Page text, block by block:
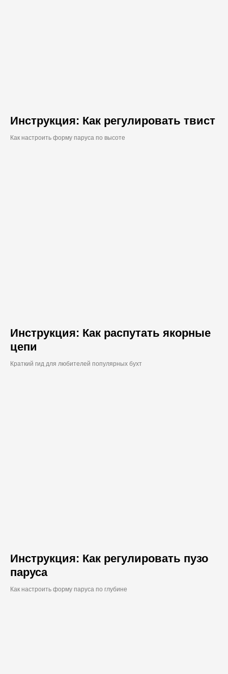
Инструкция: Как регулировать твист
Как настроить форму паруса по высоте
Инструкция: Как распутать якорные
цепи
Краткий гид для любителей популярных бухт
Инструкция: Как регулировать пузо
паруса
Как настроить форму паруса по глубине